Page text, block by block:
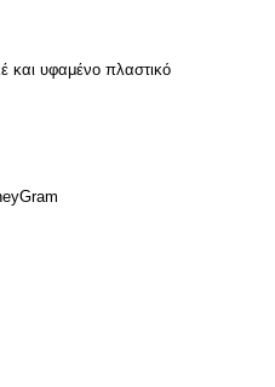
και υφαμένο πλαστικό